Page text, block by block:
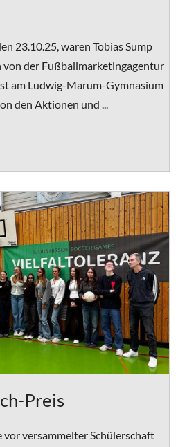
23.10.25, waren Tobias Sump
von der Fußballmarketingagentur
am Ludwig-Marum-Gymnasium
den Aktionen und ...
Preis
vor versammelter Schülerschaft